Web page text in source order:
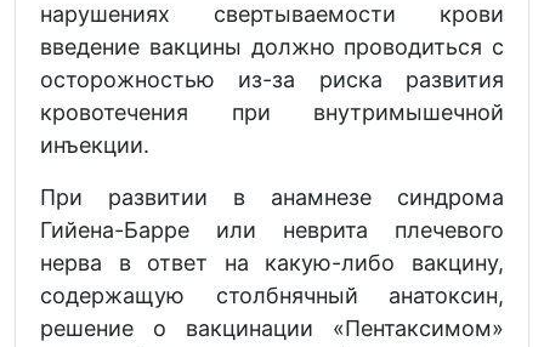
нарушениях свертываемости крови
введение вакцины должно проводиться с
осторожностью из-за риска развития
кровотечения при внутримышечной
инъекции.
При развитии в анамнезе синдрома
Гийена-Барре или неврита плечевого
нерва в ответ на какую-либо вакцину,
содержащую столбнячный анатоксин,
решение о вакцинации «Пентаксимом»